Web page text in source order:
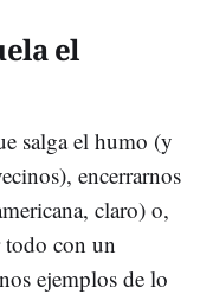
el
salga el humo (y
encerrarnos
claro) o,
todo con un
ejemplos de lo